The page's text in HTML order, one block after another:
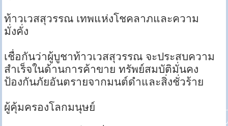
ท้าวเวสสุวรรณ เทพแห่งโชคลาภและความ
มั่งคั่ง
เชื่อกันว่าผู้บูชาท้าวเวสสุวรรณ จะประสบความ
สำเร็จในด้านการค้าขาย ทรัพย์สมบัติมั่นคง
ป้องกันภัยอันตรายจากมนต์ดำและสิ่งชั่วร้าย
ผู้คุ้มครองโลกมนุษย์